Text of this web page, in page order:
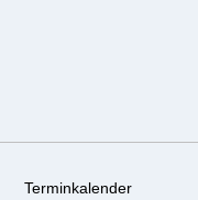
Terminkalender